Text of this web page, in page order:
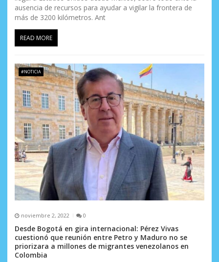
ausencia de recursos para ayudar a vigilar la frontera de
más de 3200 kilómetros. Ant
READ MORE
#NOTICIA
noviembre 2, 2022 0
Desde Bogotá en gira internacional: Pérez Vivas
cuestionó que reunión entre Petro y Maduro no se
priorizara a millones de migrantes venezolanos en
Colombia